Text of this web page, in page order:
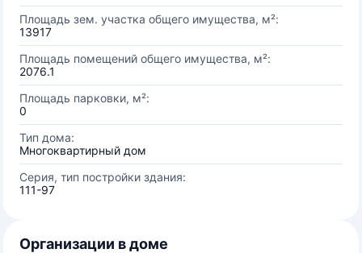
Площадь зем. участка общего имущества, м²:
13917
Площадь помещений общего имущества, м²:
2076.1
Площадь парковки, м²:
0
Тип дома:
Многоквартирный дом
Серия, тип постройки здания:
111-97
Организации в доме